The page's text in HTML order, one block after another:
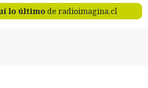
lo últimode radioimagina.cl